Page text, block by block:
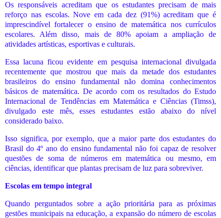
Os responsáveis acreditam que os estudantes precisam de mais
reforço nas escolas. Nove em cada dez (91%) acreditam que é
imprescindível fortalecer o ensino de matemática nos currículos
escolares. Além disso, mais de 80% apoiam a ampliação de
atividades artísticas, esportivas e culturais.
Essa lacuna ficou evidente em pesquisa internacional divulgada
recentemente que mostrou que mais da metade dos estudantes
brasileiros do ensino fundamental não domina conhecimentos
básicos de matemática. De acordo com os resultados do Estudo
Internacional de Tendências em Matemática e Ciências (Timss),
divulgado este mês, esses estudantes estão abaixo do nível
considerado baixo.
Isso significa, por exemplo, que a maior parte dos estudantes do
Brasil do 4º ano do ensino fundamental não foi capaz de resolver
questões de soma de números em matemática ou mesmo, em
ciências, identificar que plantas precisam de luz para sobreviver.
Escolas em tempo integral
Quando perguntados sobre a ação prioritária para as próximas
gestões municipais na educação, a expansão do número de escolas